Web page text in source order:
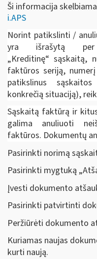
Ši informacija
i.APS
Norint patikslinti /
yra išrašytą
„Kreditinę“ sąskaitą,
faktūros seriją,
patikslinus
konkrečią situaciją),
Sąskaitą faktūrą ir
galima anuliuoti
faktūros. Dokumentų
Pasirinkti norimą
Pasirinkti mygtuką
Įvesti dokumento
Pasirinkti patvirtinti
Peržiūrėti dokumento
Kuriamas naujas
kurti naują.